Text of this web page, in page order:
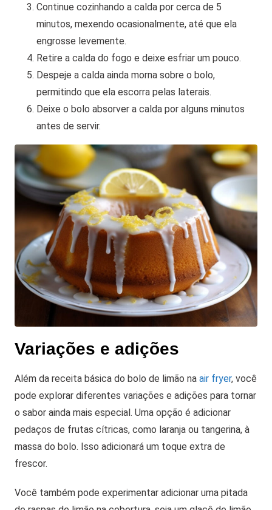
Continue cozinhando a calda por cerca de 5
minutos, mexendo ocasionalmente, até que ela
engrosse levemente.
Retire a calda do fogo e deixe esfriar um pouco.
Despeje a calda ainda morna sobre o bolo,
permitindo que ela escorra pelas laterais.
Deixe o bolo absorver a calda por alguns minutos
antes de servir.
Variações e adições
Além da receita básica do bolo de limão na air fryer, você
pode explorar diferentes variações e adições para tornar
o sabor ainda mais especial. Uma opção é adicionar
pedaços de frutas cítricas, como laranja ou tangerina, à
massa do bolo. Isso adicionará um toque extra de
frescor.
Você também pode experimentar adicionar uma pitada